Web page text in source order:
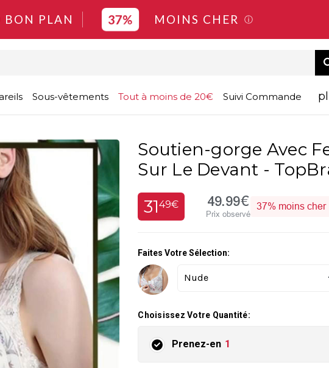
BON PLAN 37% MOINS CHER ⓘ
Sous-vêtements Tout à moins de 20€ Suivi Commande
Soutien-gorge Avec
Sur Le Devant -
3149€ 49.99€
Prix observé
37% moins cher
Faites Votre Sélection:
Choisissez Votre Quantité:
Prenez-en 1